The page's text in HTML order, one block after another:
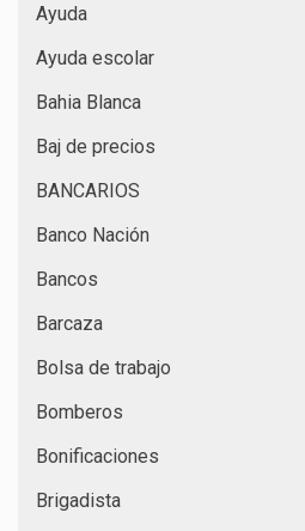
Ayuda
Ayuda escolar
Bahia Blanca
Baj de precios
BANCARIOS
Banco Nación
Bancos
Barcaza
Bolsa de trabajo
Bomberos
Bonificaciones
Brigadista